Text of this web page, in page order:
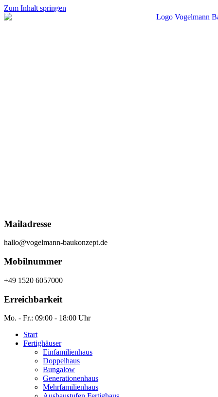
Zum Inhalt springen
Mailadresse
hallo@vogelmann-baukonzept.de
Mobilnummer
+49 1520 6057000
Erreichbarkeit
Mo. - Fr.: 09:00 - 18:00 Uhr
Start
Fertighäuser
Einfamilienhaus
Doppelhaus
Bungalow
Generationenhaus
Mehrfamilienhaus